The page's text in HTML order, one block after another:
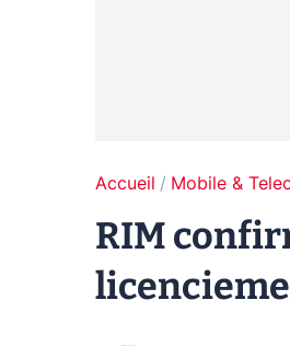
Accueil Mobile &
RIM